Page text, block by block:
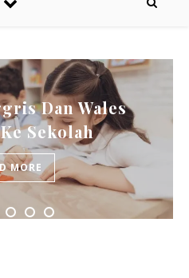
Dan Wales
Sekolah
MORE